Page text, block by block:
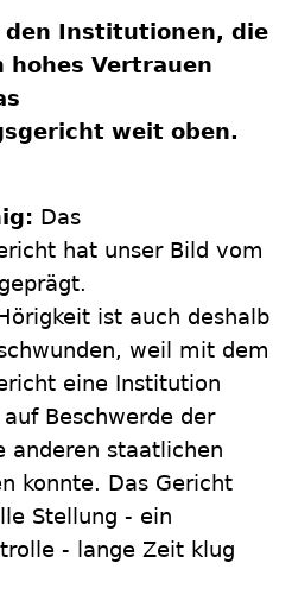
Institutionen, die
hohes Vertrauen
weit oben.
Das
hat unser Bild vom
ist auch deshalb
weil mit dem
eine Institution
Beschwerde der
anderen staatlichen
konnte. Das Gericht
Stellung - ein
- lange Zeit klug